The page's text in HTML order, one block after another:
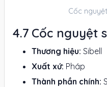
Cốc
Cốc nguyệt
Thương hiệu: Sibell
Xuất xứ: Pháp
Thành phần chính: